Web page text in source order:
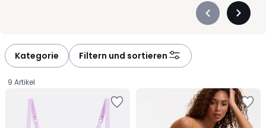
Précédent
Kategorie Filtern und sortieren
9 Artikel